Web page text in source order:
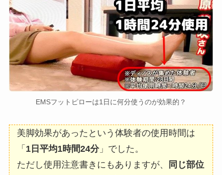
EMSフットピローは1日に何分使うのが効果的？
美脚効果があったという体験者の使用時間は
「 1日平均1時間24分」でした。
ただし使用注意書きにもありますが、
同じ部位